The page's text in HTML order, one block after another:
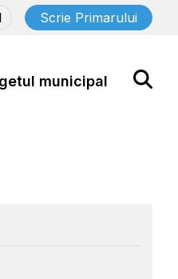
Scrie Primarului
municipal